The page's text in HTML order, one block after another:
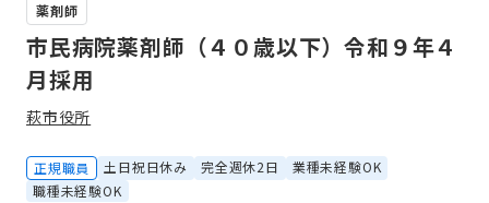
薬剤師
市民病院薬剤師（４０歳以下）令和９年４
月採用
萩市役所
正規職員 土日祝日休み 完全週休2日
業種未経験OK
職種未経験OK